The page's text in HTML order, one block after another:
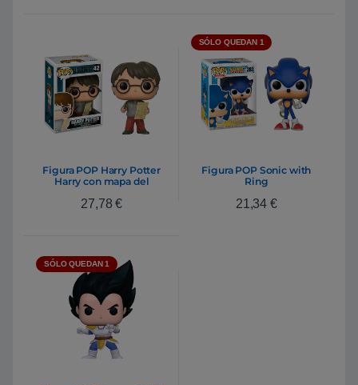
Figura POP Harry Potter
Harry con mapa del
27,78€
SÓLO QUEDAN 1
Figura POP Sonic with
Ring
21,34 €
SÓLO QUEDAN 1